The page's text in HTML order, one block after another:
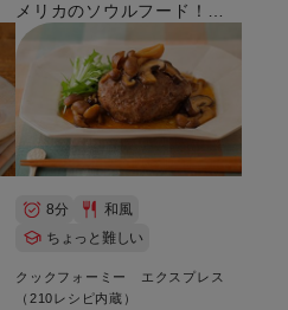
メリカのソウルフード！
【準備時間：10分】
8分
和風
ちょっと難しい
クックフォーミー エクスプレス
（210レシピ内蔵）